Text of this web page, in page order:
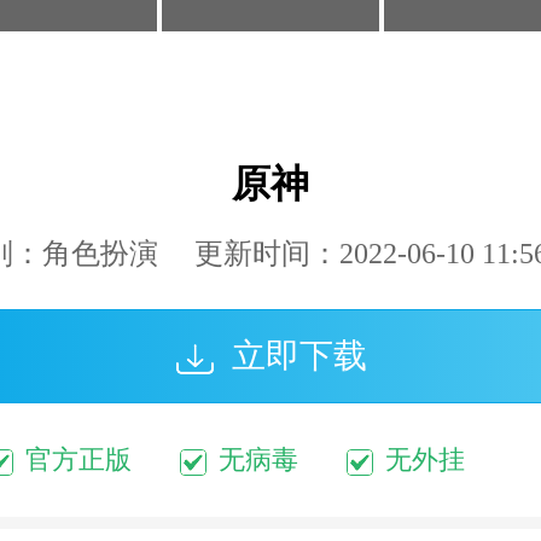
原神
：角色扮演 更新时间：2022-06-10
立即下载
官方正版 无病毒 无外挂